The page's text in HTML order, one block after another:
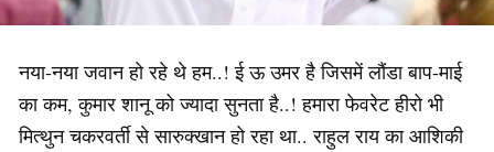
नया-नया जवान हो रहे थे हम..! ई ऊ उमर है जिसमें लौंडा बाप-माई
का कम, कुमार शानू को ज्यादा सुनता है..! हमारा फेवरेट हीरो भी
मित्थुन चकरवर्ती से सारुक्खान हो रहा था.. राहुल राय का आशिकी